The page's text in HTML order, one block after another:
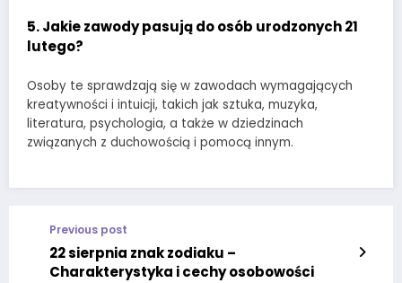
5. Jakie zawody pasują do osób urodzonych 21
lutego?
Osoby te sprawdzają się w zawodach wymagających
kreatywności i intuicji, takich jak sztuka, muzyka,
literatura, psychologia, a także w dziedzinach
związanych z duchowością i pomocą innym.
Previous post
22 sierpnia znak zodiaku –
Charakterystyka i cechy osobowości